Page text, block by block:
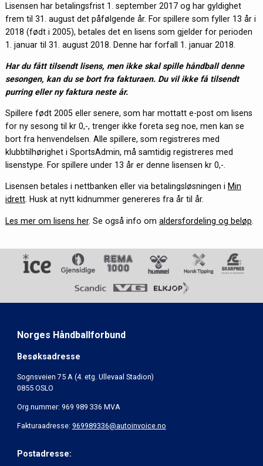
Lisensen har betalingsfrist 1. september 2017 og har gyldighet
frem til 31. august det påfølgende år. For spillere som fyller 13 år i
2018 (født i 2005), betales det en lisens som gjelder for perioden
1. januar til 31. august 2018. Denne har forfall 1. januar 2018.
Har du fått tilsendt lisens, men ikke skal spille håndball denne
sesongen, kan du se bort fra fakturaen. Du vil ikke få tilsendt
purring eller ny faktura neste år.
Spillere født 2005 eller senere, som har mottatt e-post om lisens
for ny sesong til kr 0,-, trenger ikke foreta seg noe, men kan se
bort fra henvendelsen. Alle spillere, som registreres med
klubbtilhørighet i SportsAdmin, må samtidig registreres med
lisenstype. For spillere under 13 år er denne lisensen kr 0,-.
Lisensen betales i nettbanken eller via betalingsløsningen i Min
idrett. Husk at nytt kidnummer genereres fra år til år.
Les mer om lisens her. Se også info om aldersfordeling og beløp
Norges Håndballforbund
Besøksadresse
Sognsveien 75 A (4. etg. Ullevaal Stadion)
0855 OSLO
Org.nummer: 969 989 336 MVA
Fakturaadresse: 969989336@autoinvoice.no
Postadresse: